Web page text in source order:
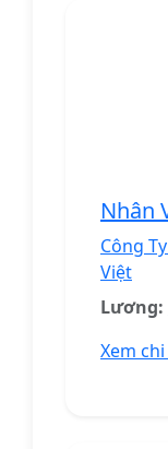
Nhân
Công
Việt
Lương:
Xem